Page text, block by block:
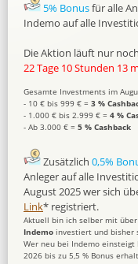
5% Bonusfür alle
Indemo auf alle
Die Aktion läuft nur
22 Tage 10 Stunden 13
Gesamte Investments im
- 10 € bis 999 € = 3 %
- 1.000 € bis 2.999 € = 4 %
- Ab 3.000 € = 5 % Cashback
Zusätzlich 0,5%
Anleger auf alle
August 2025 wer sich
Link* registriert.
Aktuell bin ich selber mit
Indemo investiert und bisher
Wer neu bei Indemo einsteigt
2026 bis zu 5,5 % Bonus